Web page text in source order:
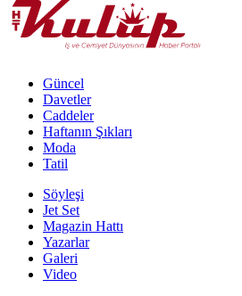
Güncel
Davetler
Caddeler
Haftanın Şıkları
Moda
Tatil
Söyleşi
Jet Set
Magazin Hattı
Yazarlar
Galeri
Video